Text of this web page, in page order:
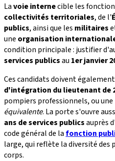
Lavoie internecible les
collectivités territoriales, de l'
publics, ainsi que les militaires
une organisation
condition principale : justifier
services publicsau 1er janvier
Ces candidats doivent
d'intégration du lieutenant de
pompiers professionnels, ou une
équivalente. La porte s'ouvre
ans de services publicsauprès
code général de lafonction
large, qui reflète la diversité des
corps.